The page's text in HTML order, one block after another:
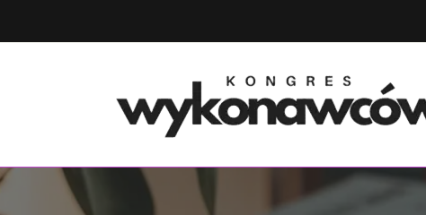
Kongres Wykonawców